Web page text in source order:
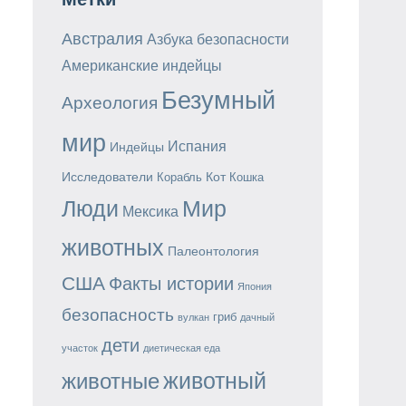
Австралия Азбука безопасности
Американские индейцы
Археология Безумный
мир Индейцы Испания
Исследователи Корабль Кот Кошка
Люди Мексика Мир
животных Палеонтология
США Факты истории Япония
безопасность вулкан гриб дачный
участок дети диетическая еда
животныеживотный